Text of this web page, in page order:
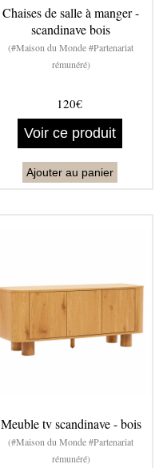
Chaises de salle à manger -
scandinave bois
(#Maison du Monde #Partenariat
rémunéré)
120€
Voir ce produit
Ajouter au panier
Meuble tv scandinave - bois
(#Maison du Monde #Partenariat
rémunéré)